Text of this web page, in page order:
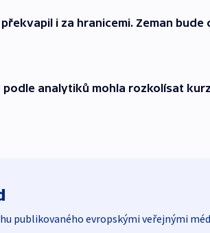
překvapil i za hranicemi. Zeman
podle analytiků mohla rozkolísat
publikovaného evropskými veřejnými